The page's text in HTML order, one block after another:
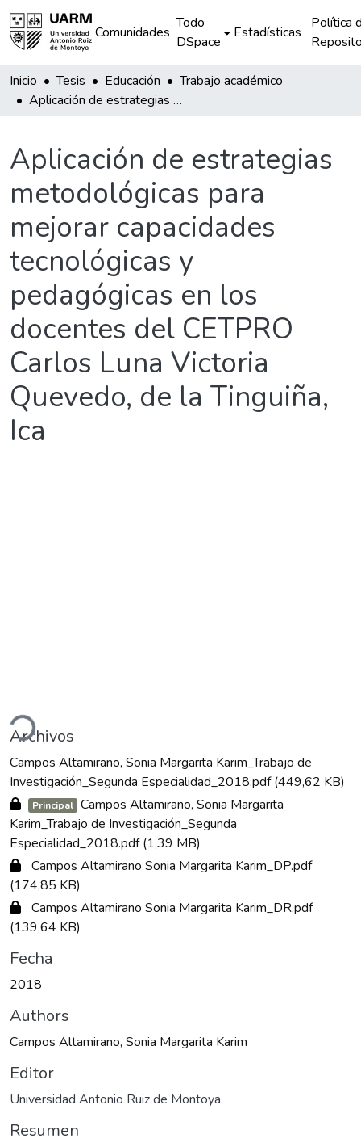
Comunidades
Todo
DSpace
Estadísticas
Política
Inicio Tesis Educación
Trabajo académico
Aplicación de estrategias metodológicas para mejorar capacidades tecnológicas y pedagógicas en los docentes del CETPRO Carlos Luna Victoria Quevedo, de la Tinguiña, Ica
Aplicación de estrategias
metodológicas para
mejorar capacidades
tecnológicas y
pedagógicas en los
docentes del CETPRO
Carlos Luna Victoria
Quevedo, de la Tinguiña,
Ica
Archivos
Campos Altamirano, Sonia Margarita Karim_Trabajo de
Investigación_Segunda Especialidad_2018.pdf(449,62 KB)
Principal Campos Altamirano, Sonia Margarita
Karim_Trabajo de Investigación_Segunda
Especialidad_2018.pdf(1,39 MB)
Campos Altamirano Sonia Margarita Karim_DP.pdf
(174,85 KB)
Campos Altamirano Sonia Margarita Karim_DR.pdf
(139,64 KB)
Fecha
2018
Authors
Campos Altamirano, Sonia Margarita Karim
Editor
Universidad Antonio Ruiz de Montoya
Resumen